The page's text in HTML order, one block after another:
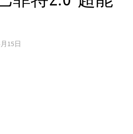
15日